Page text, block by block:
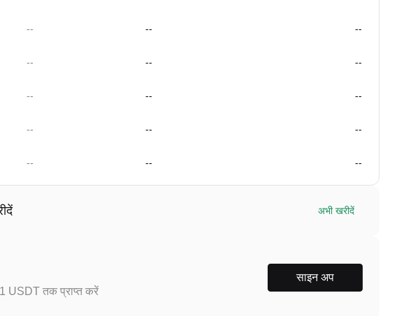
-- -- --
-- -- --
-- -- --
-- -- --
-- -- --
अभी खरीदें
USDT तक प्राप्त करें
साइन अप